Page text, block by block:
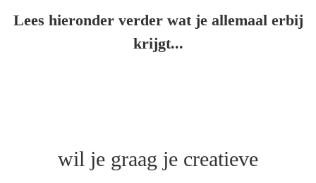
Lees hieronder verder wat je allemaal erbij
krijgt...
wil je graag je creatieve